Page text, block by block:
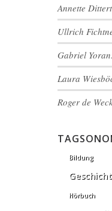
Annette
Ullrich
Gabriel
Laura
Roger de
Bildung
Hörbuch